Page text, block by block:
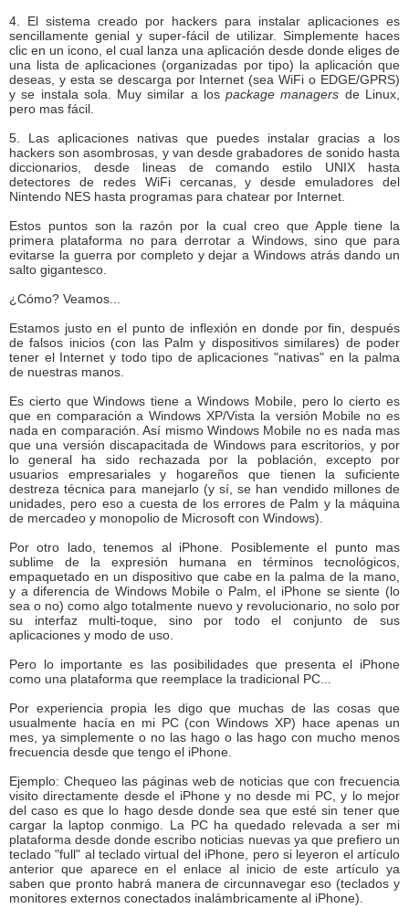
4. El sistema creado por hackers para instalar aplicaciones es
sencillamente genial y super-fácil de utilizar. Simplemente haces
clic en un icono, el cual lanza una aplicación desde donde eliges de
una lista de aplicaciones (organizadas por tipo) la aplicación que
deseas, y esta se descarga por Internet (sea WiFi o EDGE/GPRS)
y se instala sola. Muy similar a lospackage managers de Linux,
pero mas fácil.
5. Las aplicaciones nativas que puedes instalar gracias a los
hackers son asombrosas, y van desde grabadores de sonido hasta
diccionarios, desde lineas de comando estilo UNIX hasta
detectores de redes WiFi cercanas, y desde emuladores del
Nintendo NES hasta programas para chatear por Internet.
Estos puntos son la razón por la cual creo que Apple tiene la
primera plataforma no para derrotar a Windows, sino que para
evitarse la guerra por completo y dejar a Windows atrás dando un
salto gigantesco.
¿Cómo? Veamos...
Estamos justo en el punto de inflexión en donde por fin, después
de falsos inicios (con las Palm y dispositivos similares) de poder
tener el Internet y todo tipo de aplicaciones "nativas" en la palma
de nuestras manos.
Es cierto que Windows tiene a Windows Mobile, pero lo cierto es
que en comparación a Windows XP/Vista la versión Mobile no es
nada en comparación. Así mismo Windows Mobile no es nada mas
que una versión discapacitada de Windows para escritorios, y por
lo general ha sido rechazada por la población, excepto por
usuarios empresariales y hogareños que tienen la suficiente
destreza técnica para manejarlo (y sí, se han vendido millones de
unidades, pero eso a cuesta de los errores de Palm y la máquina
de mercadeo y monopolio de Microsoft con Windows).
Por otro lado, tenemos al iPhone. Posiblemente el punto mas
sublime de la expresión humana en términos tecnológicos,
empaquetado en un dispositivo que cabe en la palma de la mano,
y a diferencia de Windows Mobile o Palm, el iPhone se siente (lo
sea o no) como algo totalmente nuevo y revolucionario, no solo por
su interfaz multi-toque, sino por todo el conjunto de sus
aplicaciones y modo de uso.
Pero lo importante es las posibilidades que presenta el iPhone
como una plataforma que reemplace la tradicional PC...
Por experiencia propia les digo que muchas de las cosas que
usualmente hacía en mi PC (con Windows XP) hace apenas un
mes, ya simplemente o no las hago o las hago con mucho menos
frecuencia desde que tengo el iPhone.
Ejemplo: Chequeo las páginas web de noticias que con frecuencia
visito directamente desde el iPhone y no desde mi PC, y lo mejor
del caso es que lo hago desde donde sea que esté sin tener que
cargar la laptop conmigo. La PC ha quedado relevada a ser mi
plataforma desde donde escribo noticias nuevas ya que prefiero un
teclado "full" al teclado virtual del iPhone, pero si leyeron el artículo
anterior que aparece en el enlace al inicio de este artículo ya
saben que pronto habrá manera de circunnavegar eso (teclados y
monitores externos conectados inalámbricamente al iPhone).